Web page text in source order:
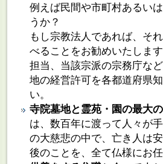
例えば民間や市町村あるい
うか？
もし宗教法人であれば、そ
べることをお勧めいたしま
担当、当該宗派の宗務庁な
地の経営許可を各都道府県
い。
寺院墓地と霊苑・園の最大
は、数百年に渡って人々が
の大慈悲の中で、亡き人は
後のことを、全て仏様にお